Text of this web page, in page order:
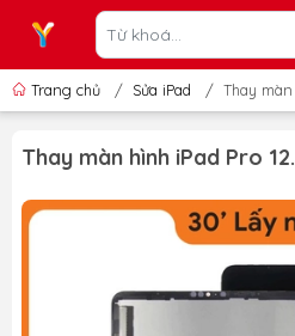
Trang chủ / Sửa iPad / Thay
Thay màn hình iPad Pro